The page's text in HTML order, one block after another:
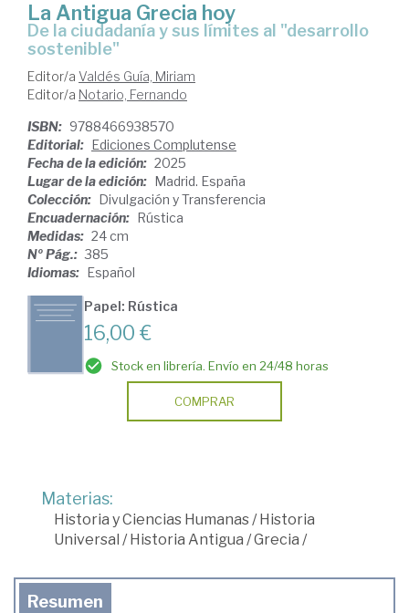
La Antigua Grecia hoy
de la ciudadanía y sus límites al "desarrollo
sostenible"
Editor/a Valdés Guía, Miriam
Editor/a Notario, Fernando
ISBN: 9788466938570
Editorial: Ediciones Complutense
Fecha de la edición: 2025
Lugar de la edición: Madrid. España
Colección: Divulgación y Transferencia
Encuadernación: Rústica
Medidas: 24 cm
Nº Pág.: 385
Idiomas: Español
Papel: Rústica
16,00 €
Stock en librería. Envío en 24/48 horas
COMPRAR
Materias:
Historia y Ciencias Humanas/ Historia
Universal / Historia Antigua /Grecia /
Resumen